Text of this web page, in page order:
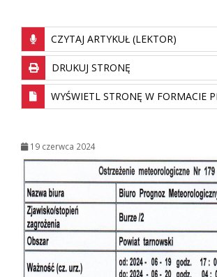
CZYTAJ ARTYKUŁ (LEKTOR)
DRUKUJ STRONĘ
WYŚWIETL STRONĘ W FORMACIE
19 czerwca 2024